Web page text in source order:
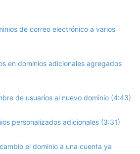
de correo electrónico a varios
en dominios adicionales agregados
de usuarios al nuevo dominio (4:43)
personalizados adicionales (3:31)
el dominio a una cuenta ya